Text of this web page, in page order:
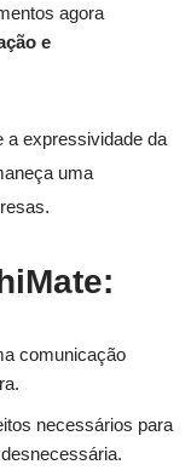
agora
e
a expressividade da
uma
comunicação
necessários para